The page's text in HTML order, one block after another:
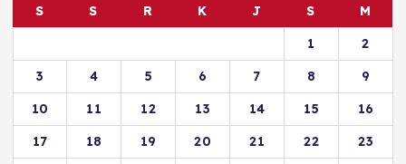
S S R K J S
M
1
2
3
4 5 6 7 8
9
10
11 12 13 14 15
16
17
18 19 20 21 22
23